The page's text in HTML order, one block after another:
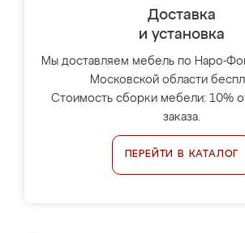
Доставка
и установка
Мы доставляем мебель по Наро-
Московской области
Стоимость сборки мебели: 10%
заказа.
ПЕРЕЙТИ В КАТАЛОГ